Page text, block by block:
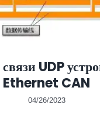
UDP
Ethernet CAN
04/26/2023